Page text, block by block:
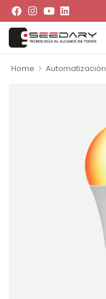
Home > Automatización